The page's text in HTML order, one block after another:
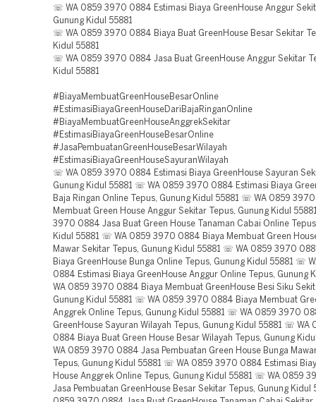
☏ WA 0859 3970 0884 Estimasi Biaya GreenHouse Anggur
Gunung Kidul 55881
☏ WA 0859 3970 0884 Biaya Buat GreenHouse Besar Sekitar
Kidul 55881
☏ WA 0859 3970 0884 Jasa Buat GreenHouse Anggur Sekitar
Kidul 55881
#BiayaMembuatGreenHouseBesarOnline
#EstimasiBiayaGreenHouseDariBajaRinganOnline
#BiayaMembuatGreenHouseAnggrekSekitar
#EstimasiBiayaGreenHouseBesarOnline
#JasaPembuatanGreenHouseBesarWilayah
#EstimasiBiayaGreenHouseSayuranWilayah
☏ WA 0859 3970 0884 Estimasi Biaya GreenHouse Sayuran
Gunung Kidul 55881 ☏ WA 0859 3970 0884 Estimasi Biaya
Baja Ringan Online Tepus, Gunung Kidul 55881 ☏ WA 0859
Membuat Green House Anggur Sekitar Tepus, Gunung Kidul
3970 0884 Jasa Buat Green House Tanaman Cabai Online
Kidul 55881 ☏ WA 0859 3970 0884 Biaya Membuat Green
Mawar Sekitar Tepus, Gunung Kidul 55881 ☏ WA 0859 3970
Biaya GreenHouse Bunga Online Tepus, Gunung Kidul 55881 ☏
0884 Estimasi Biaya GreenHouse Anggur Online Tepus, Gunung
WA 0859 3970 0884 Biaya Membuat GreenHouse Besi Siku
Gunung Kidul 55881 ☏ WA 0859 3970 0884 Biaya Membuat
Anggrek Online Tepus, Gunung Kidul 55881 ☏ WA 0859 3970
GreenHouse Sayuran Wilayah Tepus, Gunung Kidul 55881 ☏ WA
0884 Biaya Buat Green House Besar Wilayah Tepus, Gunung
WA 0859 3970 0884 Jasa Pembuatan Green House Bunga
Tepus, Gunung Kidul 55881 ☏ WA 0859 3970 0884 Estimasi
House Anggrek Online Tepus, Gunung Kidul 55881 ☏ WA 0859
Jasa Pembuatan GreenHouse Besar Sekitar Tepus, Gunung Kidul